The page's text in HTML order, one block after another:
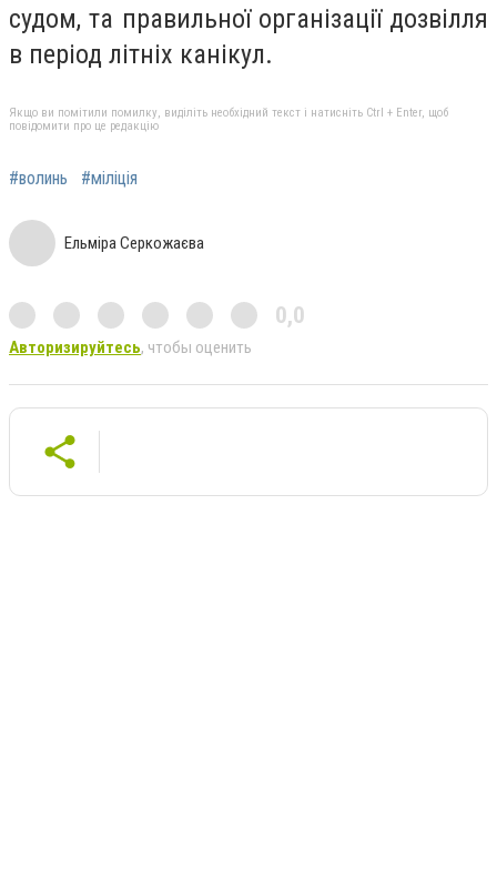
судом, та правильної організації дозвілля
в період літніх канікул.
Якщо ви помітили помилку, виділіть необхідний текст і натисніть Ctrl + Enter, щоб
повідомити про це редакцію
#волинь #міліція
Ельміра Серкожаєва
0,0
Авторизируйтесь, чтобы оценить